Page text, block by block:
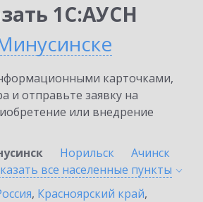
1С:АУСН
карточками,
и отправьте заявку на
или внедрение
Норильск
Ачинск
все населенные пункты
, Красноярский край,